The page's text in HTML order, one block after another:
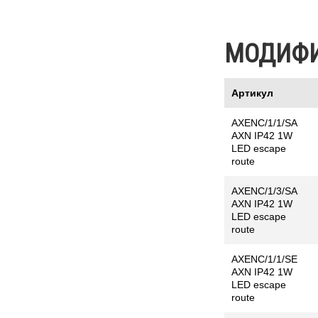
Артикул
AXENC/1/1/SA
AXN IP42 1W
LED escape
route
AXENC/1/3/SA
AXN IP42 1W
LED escape
route
AXENC/1/1/SE
AXN IP42 1W
LED escape
route